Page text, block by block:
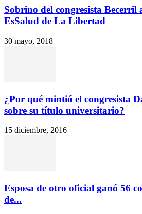
Sobrino del congresista Becerril
EsSalud de La Libertad
30 mayo, 2018
¿Por qué mintió el congresista
sobre su título universitario?
15 diciembre, 2016
Esposa de otro oficial ganó 56
de...